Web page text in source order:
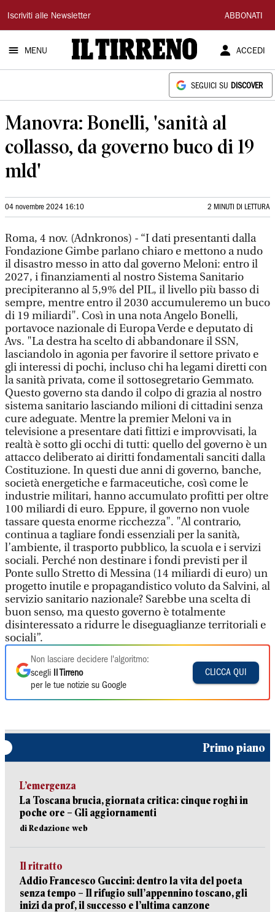
Il
Tirreno
Iscriviti alle Newsletter ABBONATI
MENU ACCEDI
SEGUICI SU DISCOVER
Manovra: Bonelli, 'sanità al
collasso, da governo buco di 19
mld'
04 novembre 2024 16:10 2 MINUTI DI LETTURA
Roma, 4 nov. (Adnkronos) - “I dati presentanti dalla
Fondazione Gimbe parlano chiaro e mettono a nudo
il disastro messo in atto dal governo Meloni: entro il
2027, i finanziamenti al nostro Sistema Sanitario
precipiteranno al 5,9% del PIL, il livello più basso di
sempre, mentre entro il 2030 accumuleremo un buco
di 19 miliardi". Così in una nota Angelo Bonelli,
portavoce nazionale di Europa Verde e deputato di
Avs. "La destra ha scelto di abbandonare il SSN,
lasciandolo in agonia per favorire il settore privato e
gli interessi di pochi, incluso chi ha legami diretti con
la sanità privata, come il sottosegretario Gemmato.
Questo governo sta dando il colpo di grazia al nostro
sistema sanitario lasciando milioni di cittadini senza
cure adeguate. Mentre la premier Meloni va in
televisione a presentare dati fittizi e improvvisati, la
realtà è sotto gli occhi di tutti: quello del governo è un
attacco deliberato ai diritti fondamentali sanciti dalla
Costituzione. In questi due anni di governo, banche,
società energetiche e farmaceutiche, così come le
industrie militari, hanno accumulato profitti per oltre
100 miliardi di euro. Eppure, il governo non vuole
tassare questa enorme ricchezza". "Al contrario,
continua a tagliare fondi essenziali per la sanità,
l’ambiente, il trasporto pubblico, la scuola e i servizi
sociali. Perché non destinare i fondi previsti per il
Ponte sullo Stretto di Messina (14 miliardi di euro) un
progetto inutile e propagandistico voluto da Salvini, al
servizio sanitario nazionale? Sarebbe una scelta di
buon senso, ma questo governo è totalmente
disinteressato a ridurre le diseguaglianze territoriali e
sociali”.
Non lasciare decidere l'algoritmo:
scegli
Il Tirreno
per le tue notizie su Google
CLICCA QUI
Primo piano
L’emergenza
La Toscana brucia, giornata critica: cinque roghi in
poche ore – Gli aggiornamenti
di Redazione web
Il ritratto
Addio Francesco Guccini: dentro la vita del poeta
senza tempo – Il rifugio sull’appennino toscano, gli
inizi da prof, il successo e l’ultima canzone